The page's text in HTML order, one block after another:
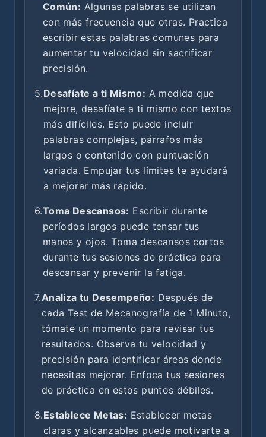
Común: Algunas palabras se utilizan
con más frecuencia que otras. Practica
escribir estas palabras comunes para
aumentar tu velocidad sin sacrificar
precisión.
5.Desafíate a ti Mismo: A medida que
mejore, desafíate a ti mismo con textos
más difíciles. Esto puede incluir
palabras complejas, párrafos más
largos o contenido con puntuación
variada. Empujar tus límites te ayudará
a mejorar más rápido.
6.Toma Descansos: Escribir durante
períodos largos puede tensar tus
manos y ojos. Toma descansos cortos
durante tus sesiones de práctica para
descansar y prevenir la fatiga.
7.Analiza tu Desempeño: Después de
cada Test de Mecanografía de 1 Minuto,
tómate un momento para revisar tus
resultados. Observa tu velocidad y
precisión para identificar áreas donde
necesitas mejorar. Enfoca tus sesiones
de práctica en estos puntos débiles.
8.Establece Metas: Establecer metas
claras y alcanzables puede motivarte a